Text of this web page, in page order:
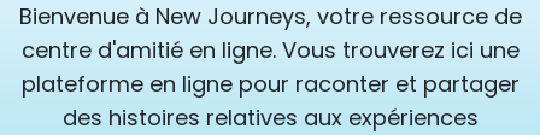
Bienvenue à New Journeys, votre ressource de
centre d'amitié en ligne. Vous trouverez ici une
plateforme en ligne pour raconter et partager
des histoires relatives aux expériences